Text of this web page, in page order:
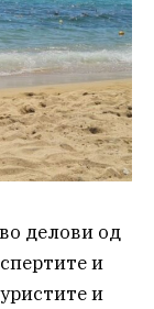
делови од
и
и